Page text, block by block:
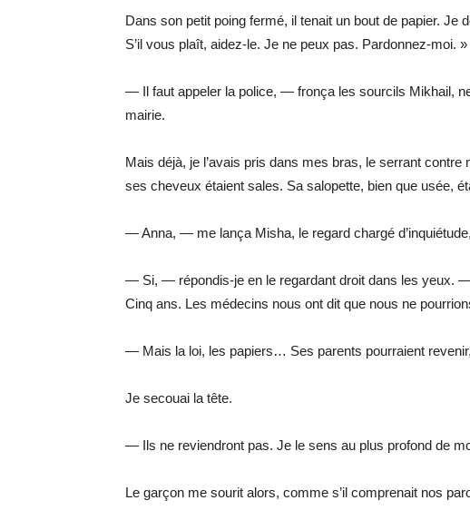
Dans son petit poing fermé, il tenait un bout de papier. Je
S’il vous plaît, aidez-le. Je ne peux pas. Pardonnez-moi. »
— Il faut appeler la police, — fronça les sourcils Mikhail,
mairie.
Mais déjà, je l’avais pris dans mes bras, le serrant
ses cheveux étaient sales. Sa salopette, bien que usée,
— Anna, — me lança Misha, le regard chargé
— Si, — répondis-je en le regardant droit dans les yeux.
Cinq ans. Les médecins nous ont dit que nous ne
— Mais la loi, les papiers… Ses parents pourraient
Je secouai la tête.
— Ils ne reviendront pas. Je le sens au plus profond de
Le garçon me sourit alors, comme s’il comprenait nos